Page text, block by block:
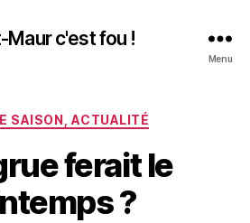
Maur c'est fou !
Menu
Catégories
SAISON, ACTUALITÉ
ferait le
?